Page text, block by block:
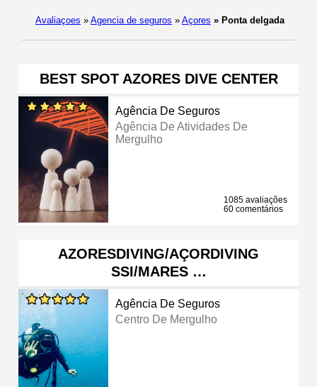
Avaliaçoes » Agencia de seguros » Açores » Ponta delgada
BEST SPOT AZORES DIVE CENTER
Agência De Seguros
Agência De Atividades De
Mergulho
1085 avaliações
60 comentários
AZORESDIVING/AÇORDIVING
SSI/MARES …
Agência De Seguros
Centro De Mergulho